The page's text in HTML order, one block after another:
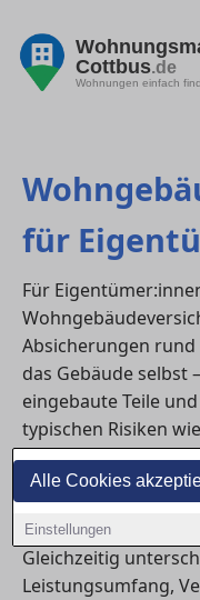
Alle Cookies
Einstellungen
Cottbus.de
Wohnungen einfach
für
Für
Absicherungen
das Gebäude selbst
eingebaute Teile
typischen Risiken
oder Hagel. In in
Gleichzeitig
Leistungsumfang,